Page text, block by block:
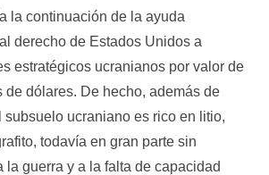
la continuación de la ayuda
derecho de Estados Unidos a
estratégicos ucranianos por valor de
de dólares. De hecho, además de
subsuelo ucraniano es rico en litio,
todavía en gran parte sin
la guerra y a la falta de capacidad